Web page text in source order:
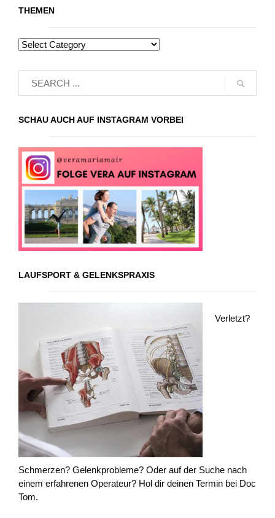
THEMEN
SCHAU AUCH AUF INSTAGRAM VORBEI
LAUFSPORT & GELENKSPRAXIS
Verletzt?
Schmerzen? Gelenkprobleme? Oder auf der Suche nach
einem erfahrenen Operateur? Hol dir deinen Termin bei Doc
Tom.